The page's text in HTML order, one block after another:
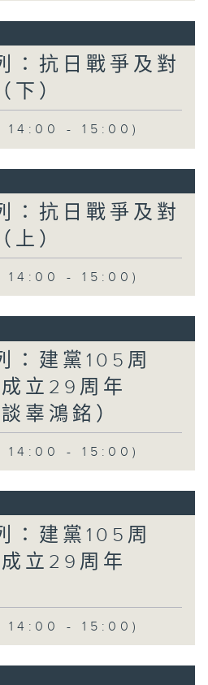
：抗日戰爭及對
下）
14:00 - 15:00)
：抗日戰爭及對
上）
14:00 - 15:00)
：建黨105周
立29周年
辜鴻銘）
14:00 - 15:00)
：建黨105周
立29周年
14:00 - 15:00)